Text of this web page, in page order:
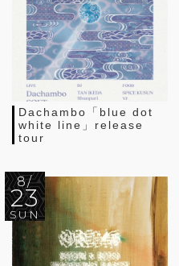
Dachambo「blue dot
white line」release
tour
8/
23
SUN